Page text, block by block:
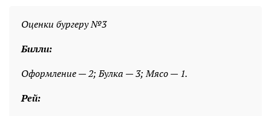
Оценки бургеру №3
Билли:
Оформление — 2; Булка — 3; Мясо — 1.
Рей: